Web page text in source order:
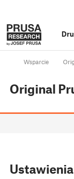
Wsparcie
Original